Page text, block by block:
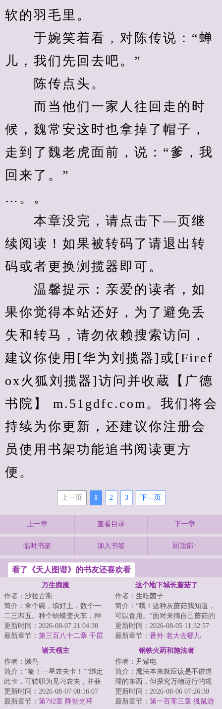
软的羽毛里。
于婉笑着看，对陈传说：“蝉
儿，我们先回去吧。”
陈传点头。
而当他们一家人往回走的时
候，魏常安这时也拿掉了帽子，
走到了魏老虎面前，说：“爹，我
回来了。”
…。。
本章没完，请点击下—页继
续阅读！如果被转码了请退出转
码或者更换浏揽器即可。
温馨提示：亲爱的读者，如
果你觉得本站还好，为了避免丢
失和转马，请勿依赖搜索访问，
建议你使用[华为刘揽器]或[Firef
ox火狐刘揽器]访问并收蔵【广德
书院】 m.51gdfc.com。我们将会
持续为你更新，还建议你注册会
员使用书架功能追书阅读更方
便。
上一页 1 2 3 下—页
上一章 查看目录 下一章
临时书架 加入书签 回顶部↑
看了《天人图谱》的书友还喜欢看
万生痴魔
作者：沙拉古斯
简介：拿个碗，填好土，数个一
二三四五。种个蛤蟆变火车，种
颗毛豆变老虎。种出一身好手
艺，一生享福不受...
更新时间：2026-08-07 21:04:30
最新章节： 第三百八十二章 千层
这个地下城长蘑菇了
作者：生吃菌子
简介：“哦！这种灰蘑菇我知道，
可以食用。”面对来摘自己蘑菇的
冒险者，林珺默默在那丛灰蘑菇
里催生出了...
更新时间：2026-08-05 11:32:57
最新章节： 番外·老大去哪儿
诸天领主
作者：懒鸟
简介：“嘀！一星农夫卡！”“绑定
此卡，可转职为见习农夫，并获
得职业天赋所耕种的土地肥沃度
被动增加%...
更新时间：2026-08-07 08:16:07
最新章节： 第792章 降智光环
钢铁火药和施法者
作者：尹紫电
简介：魔法本来就应该是不讲道
理的东西，但探究万物运行的规
律却是人类的天性。这是一个量
产型魔法战工具...
更新时间：2026-08-06 07:26:30
最新章节： 第一百零三章 狐鼠游